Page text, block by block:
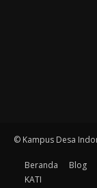
© Kampus Desa
Beranda Blog
KATI